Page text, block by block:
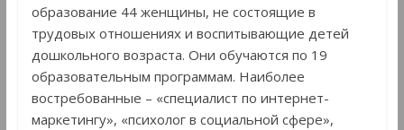
образование 44 женщины, не состоящие в
трудовых отношениях и воспитывающие детей
дошкольного возраста. Они обучаются по 19
образовательным программам. Наиболее
востребованные – «специалист по интернет-
маркетингу», «психолог в социальной сфере»,